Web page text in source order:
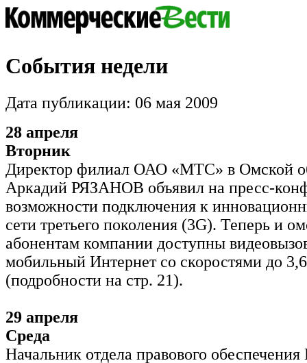
События недели
Дата публикации: 06 мая 2009
28 апреля
Вторник
Директор филиал ОАО «МТС» в Омской
Аркадий РЯЗАНОВ объявил на пресс-
возможности подключения к
сети третьего поколения (3G). Теперь и
абонентам компании доступны
мобильный Интернет со скоростями до
(подробности на стр. 21).
29 апреля
Среда
Начальник отдела правового